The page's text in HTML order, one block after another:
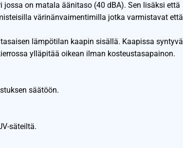
on matala äänitaso (40 dBA). Sen lisäksi että
värinänvaimentimilla jotka varmistavat että
lämpötilan kaapin sisällä. Kaapissa syntyvä
ylläpitää oikean ilman kosteustasapainon.
säätöön.
säteiltä.